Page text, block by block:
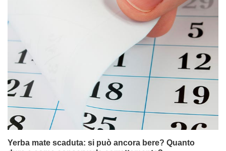
Yerba mate scaduta: si può ancora bere? Quanto
dura e come conservarla correttamente?
Se c'è una confezione non aperta di yerba mate che
giace in fondo alla credenza da mesi o addirittura da
anni, non siete i soli! Molte persone si chiedono: è lecito
bere tè mate scaduto? La yerba mate vecchia è
saporito? In questo articolo dissiperemo tutti i dubbi su